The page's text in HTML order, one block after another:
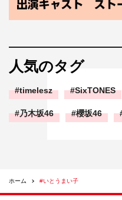
人気のタグ
timelesz SixTONES
乃木坂46 櫻坂46
ホーム #いとうまい子